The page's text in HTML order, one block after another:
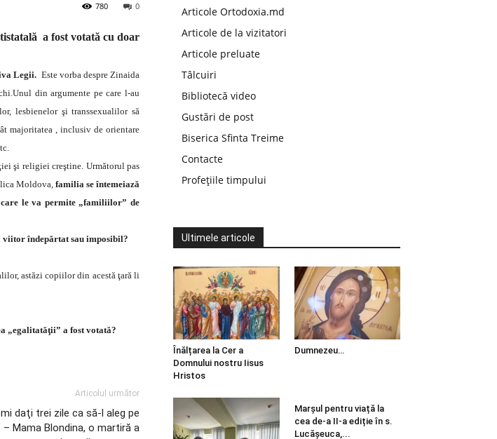
0
780
a fost votată cu doar
Legii. Este vorba despre Zinaida
Unul din argumente pe care l-au
lesbienelor şi transsexualilor să
majoritatea , inclusiv de orientare
şi religiei creştine. Următorul pas
Moldova,familia se întemeiază
le va permite „familiilor” de
viitor îndepărtat sau imposibil?
astăzi copiilor din acestă ţară li
„egalitatăţii” a fost votată?
Articolul următor
daţi trei zile ca să-l aleg pe
– Mama Blondina, o martiră a
Articole Ortodoxia.md
Articole de la vizitatori
Articole preluate
Tâlcuiri
Bibliotecă video
Gustări de post
Biserica Sfinta Treime
Contacte
Profețiile timpului
Ultimele articole
Înălțarea la Cer a
Domnului nostru Iisus
Hristos
Dumnezeu…
Marșul pentru viață la
cea de-a II-a ediție în s.
Lucășeuca,...